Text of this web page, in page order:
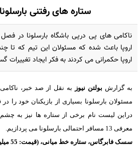
ستاره های رفتنی
ناکامی های پی درپی باشگاه بارسلونا در فصل
اروپا باعث شده که مسئولان این تیم که تا
اروپا حکمرانی می کردند به فکر ایجاد تغییرات
به گزارش بولتن نیوز به نقل از صد خبر،
مسئولان بارسلونا بسیاری از بازیکنان خود
دراین لیست نام برخی از ستاره ها نیز به
معرفی 13 مسافر احتمالی بارسلونا می پردازیم.
سسک فابرگاس، ستاره خط میانی، (قیمت: 55 میلیون یورو)